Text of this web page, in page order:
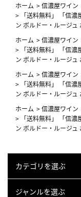
ホーム >信濃屋ワイン
> 「送料無料」 「信
ン ボルドー・ルージュ
ホーム >信濃屋ワイン
> 「送料無料」 「信
ン ボルドー・ルージュ
ホーム >信濃屋ワイン
> 「送料無料」 「信
ン ボルドー・ルージュ
ホーム >信濃屋ワイン
> 「送料無料」 「信
ン ボルドー・ルージュ
カテゴリを選ぶ
ジャンルを選ぶ